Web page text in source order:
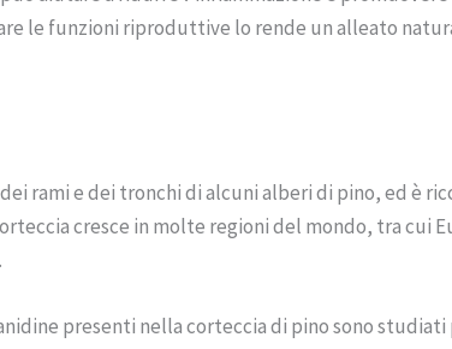
le funzioni riproduttive lo rende un alleato
rami e dei tronchi di alcuni alberi di pino, ed è
cresce in molte regioni del mondo, tra cui
presenti nella corteccia di pino sono